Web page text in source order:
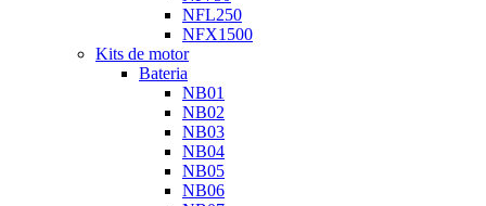
NFL250
NFX1500
Kits de motor
Bateria
NB01
NB02
NB03
NB04
NB05
NB06